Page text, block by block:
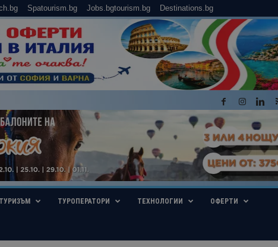
Spatourism.bg Jobs.bgtourism.bg Destinations.bg
ТУРОПЕРАТОРИ ТЕХНОЛОГИИ ОФЕРТИ